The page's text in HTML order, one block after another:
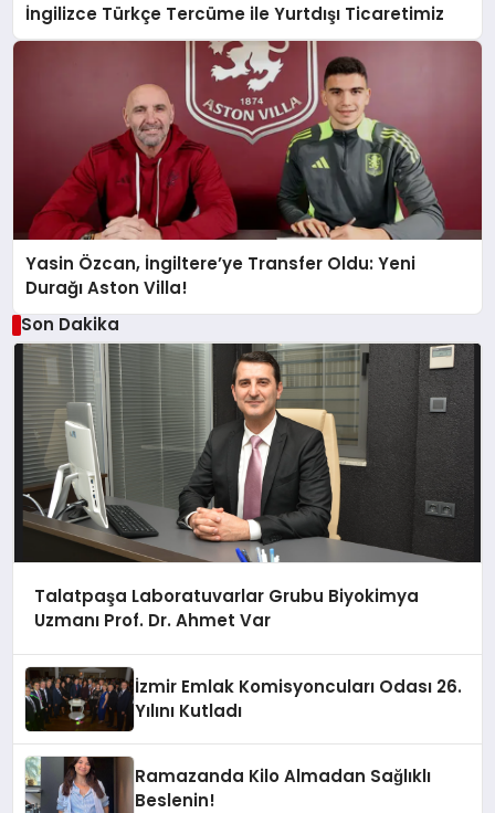
İngilizce Türkçe Tercüme ile Yurtdışı Ticaretimiz
Yasin Özcan, İngiltere’ye Transfer Oldu: Yeni
Durağı Aston Villa!
Son Dakika
Talatpaşa Laboratuvarlar Grubu Biyokimya
Uzmanı Prof. Dr. Ahmet Var
İzmir Emlak Komisyoncuları Odası 26.
Yılını Kutladı
Ramazanda Kilo Almadan Sağlıklı
Beslenin!